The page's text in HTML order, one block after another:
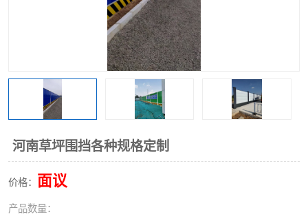
河南草坪围挡各种规格定制
价格： 面议
产品数量：